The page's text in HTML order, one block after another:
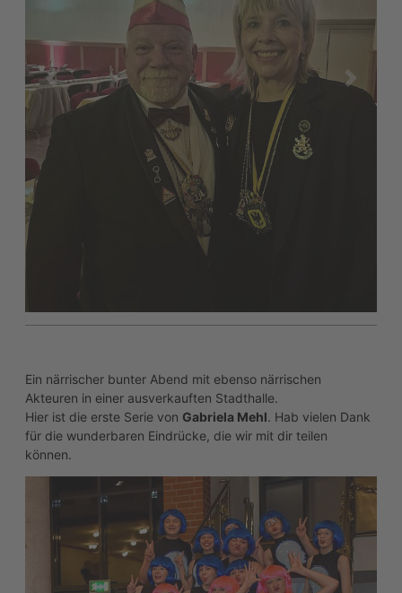
zurück weiter
Ein närrischer bunter Abend mit ebenso närrischen
Akteuren in einer ausverkauften Stadthalle.
Hier ist die erste Serie von Gabriela Mehl. Hab vielen Dank
für die wunderbaren Eindrücke, die wir mit dir teilen
können.